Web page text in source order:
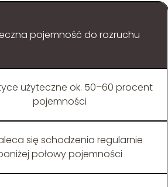
pojemność do rozruchu
użyteczne ok. 50–60 procent
pojemności
się schodzenia regularnie
połowy pojemności